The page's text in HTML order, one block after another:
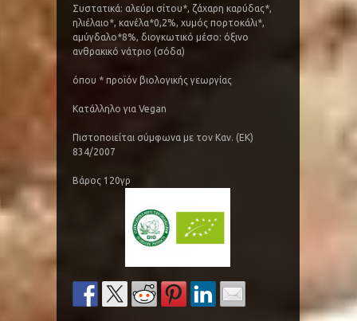
Συστατικά: αλεύρι σίτου*, ζάχαρη καρύδας*,
ηλιέλαιο*, κανέλα*0,2%, χυμός πορτοκάλι*,
αμύγδαλο*8%, διογκωτικό μέσο: όξινο
ανθρακικό νάτριο (σόδα)
όπου * προϊόν βιολογικής γεωργίας
Κατάλληλο για Vegan
Πιστοποιείται σύμφωνα με τον Καν. (ΕΚ)
834/2007
Βάρος 120γρ